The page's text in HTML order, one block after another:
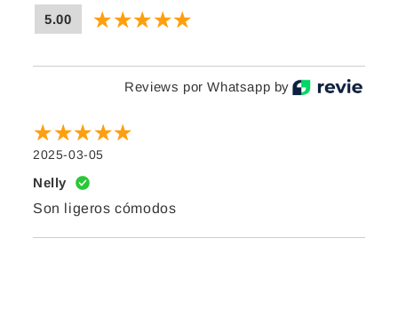
5.00
Reviews por Whatsapp by
2025-03-05
Nelly
Son ligeros cómodos